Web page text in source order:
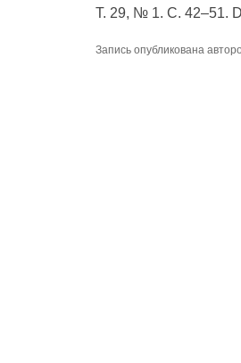
Т. 29, № 1. С. 42‒51.
Запись опубликована